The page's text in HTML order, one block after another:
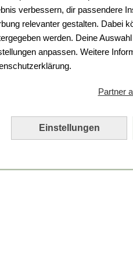
verbessern, dir passendere
relevanter gestalten. Dabei
werden. Deine
anpassen. Weitere
Partner
Einstellungen